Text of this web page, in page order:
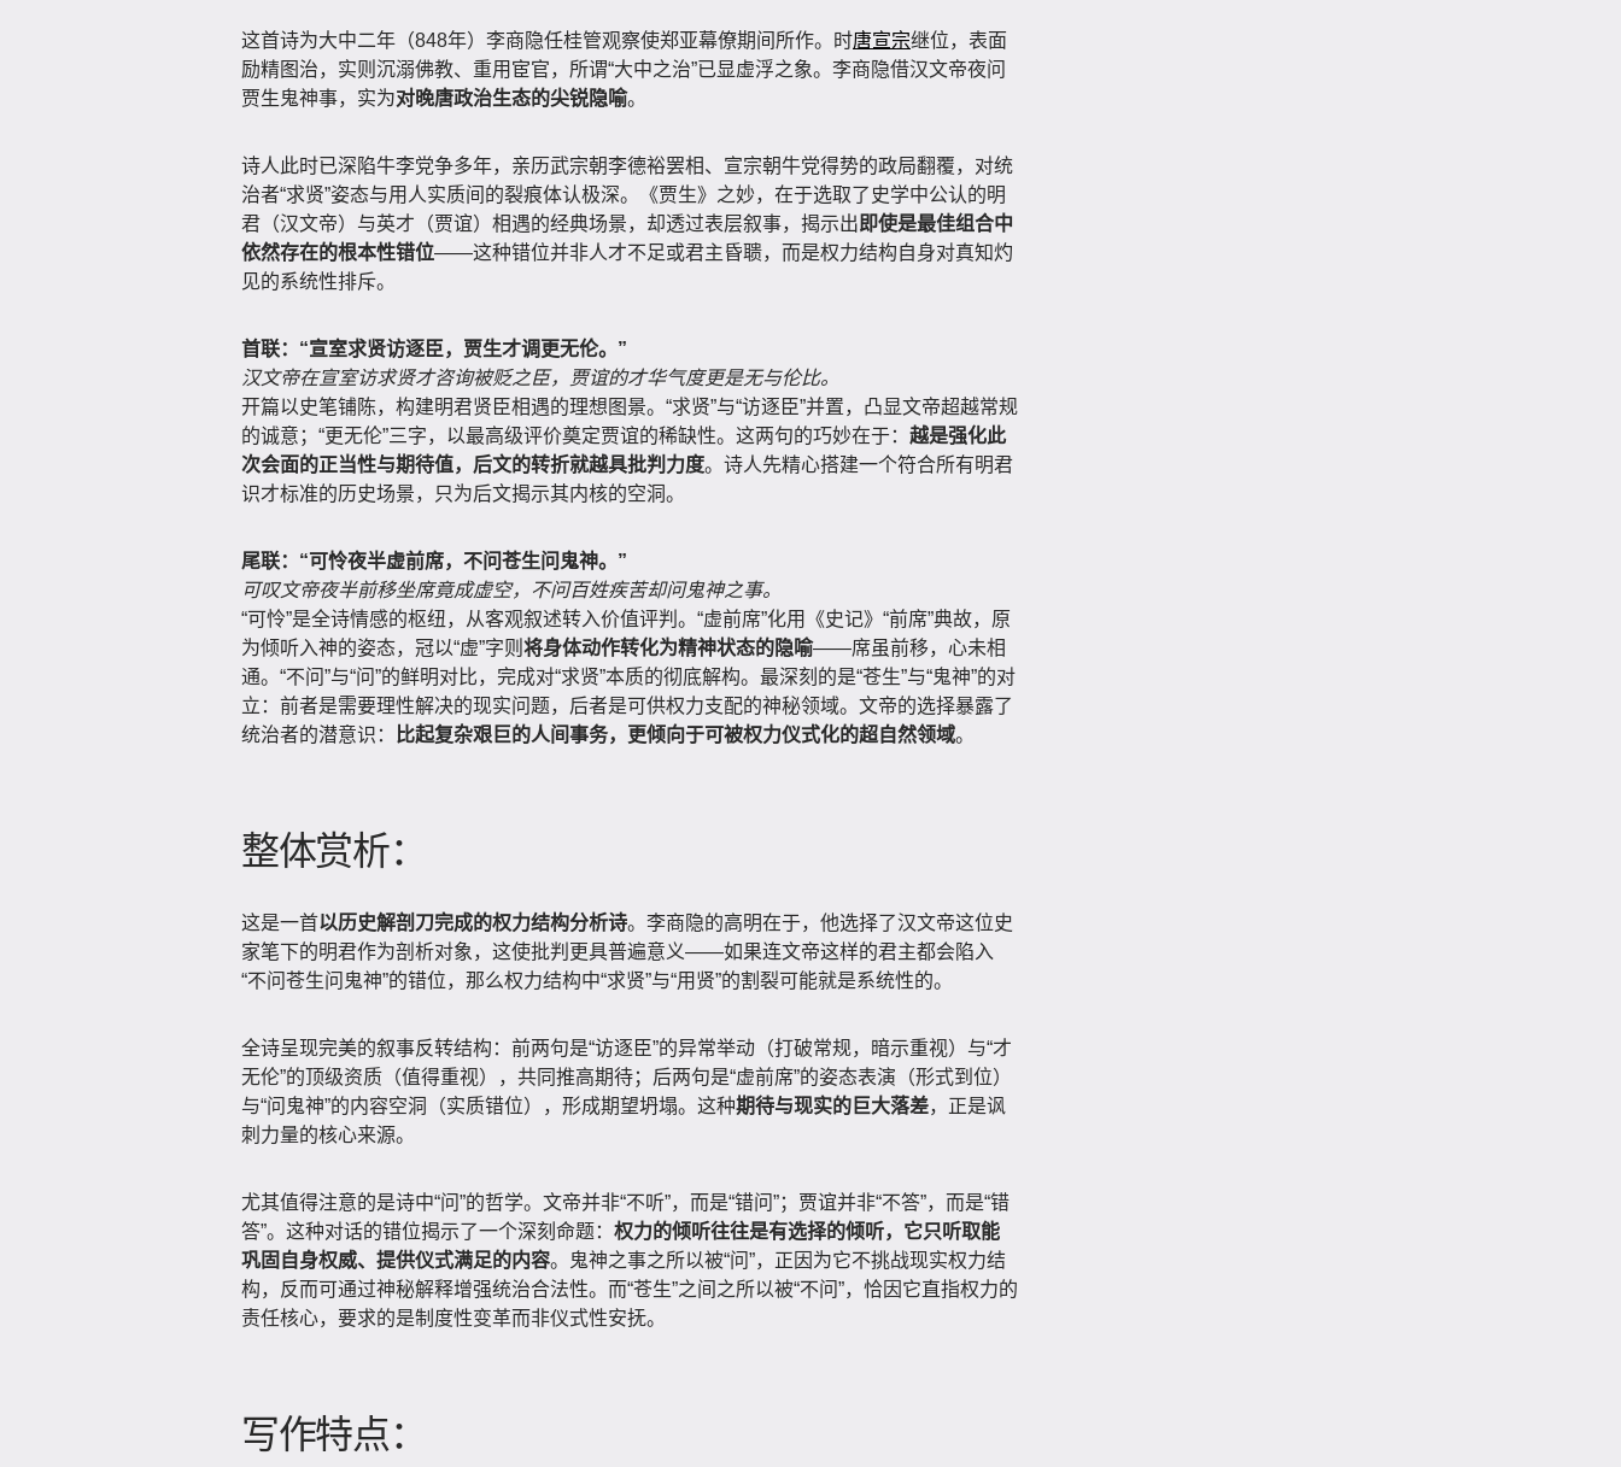
这首诗为大中二年（848年）李商隐任桂管观察使郑亚幕僚期间所作。时唐宣宗继位，表面
励精图治，实则沉溺佛教、重用宦官，所谓“大中之治”已显虚浮之象。李商隐借汉文帝夜问
贾生鬼神事，实为对晚唐政治生态的尖锐隐喻。
诗人此时已深陷牛李党争多年，亲历武宗朝李德裕罢相、宣宗朝牛党得势的政局翻覆，对统
治者“求贤”姿态与用人实质间的裂痕体认极深。《贾生》之妙，在于选取了史学中公认的明
君（汉文帝）与英才（贾谊）相遇的经典场景，却透过表层叙事，揭示出 即使是最佳组合中
依然存在的根本性错位——这种错位并非人才不足或君主昏聩，而是权力结构自身对真知灼
见的系统性排斥。
首联：“宣室求贤访逐臣，贾生才调更无伦。”
汉文帝在宣室访求贤才咨询被贬之臣，贾谊的才华气度更是无与伦比。
开篇以史笔铺陈，构建明君贤臣相遇的理想图景。“求贤”与“访逐臣”并置，凸显文帝超越常规
的诚意；“更无伦”三字，以最高级评价奠定贾谊的稀缺性。这两句的巧妙在于： 越是强化此
次会面的正当性与期待值，后文的转折就越具批判力度。诗人先精心搭建一个符合所有明君
识才标准的历史场景，只为后文揭示其内核的空洞。
尾联：“可怜夜半虚前席，不问苍生问鬼神。”
可叹文帝夜半前移坐席竟成虚空，不问百姓疾苦却问鬼神之事。
“可怜”是全诗情感的枢纽，从客观叙述转入价值评判。“虚前席”化用《史记》“前席”典故，原
为倾听入神的姿态，冠以“虚”字则 将身体动作转化为精神状态的隐喻——席虽前移，心未相
通。“不问”与“问”的鲜明对比，完成对“求贤”本质的彻底解构。最深刻的是“苍生”与“鬼神”的对
立：前者是需要理性解决的现实问题，后者是可供权力支配的神秘领域。文帝的选择暴露了
统治者的潜意识：
比起复杂艰巨的人间事务，更倾向于可被权力仪式化的超自然领域。
整体赏析：
这是一首以历史解剖刀完成的权力结构分析诗。李商隐的高明在于，他选择了汉文帝这位史
家笔下的明君作为剖析对象，这使批判更具普遍意义——如果连文帝这样的君主都会陷入
“不问苍生问鬼神”的错位，那么权力结构中“求贤”与“用贤”的割裂可能就是系统性的。
全诗呈现完美的叙事反转结构：前两句是“访逐臣”的异常举动（打破常规，暗示重视）与“才
无伦”的顶级资质（值得重视），共同推高期待；后两句是“虚前席”的姿态表演（形式到位）
与“问鬼神”的内容空洞（实质错位），形成期望坍塌。这种期待与现实的巨大落差，正是讽
刺力量的核心来源。
尤其值得注意的是诗中“问”的哲学。文帝并非“不听”，而是“错问”；贾谊并非“不答”，而是“错
答”。这种对话的错位揭示了一个深刻命题： 权力的倾听往往是有选择的倾听，它只听取能
巩固自身权威、提供仪式满足的内容。鬼神之事之所以被“问”，正因为它不挑战现实权力结
构，反而可通过神秘解释增强统治合法性。而“苍生”之间之所以被“不问”，恰因它直指权力的
责任核心，要求的是制度性变革而非仪式性安抚。
写作特点：